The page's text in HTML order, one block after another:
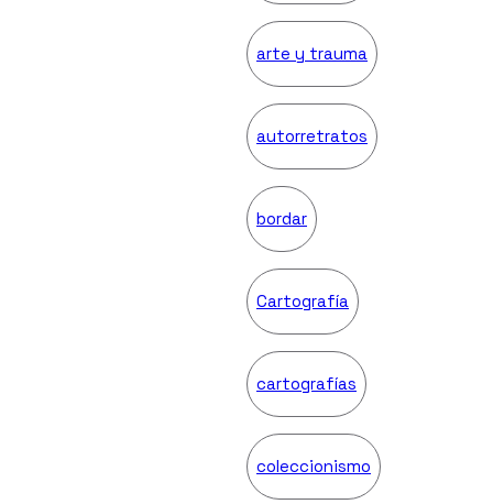
arte y trauma
autorretratos
bordar
Cartografía
cartografías
coleccionismo